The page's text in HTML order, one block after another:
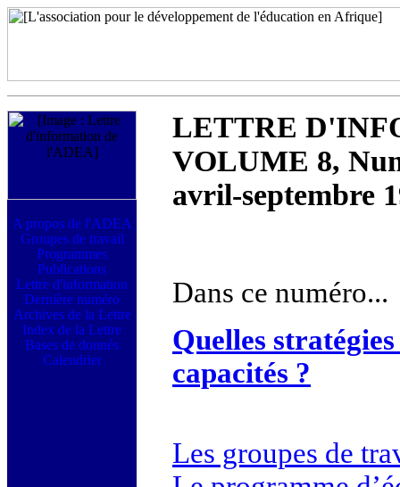
LETTRE
VOLUME 8,
avril-septembre
Dans ce numéro...
Quelles
capacités ?
Les groupes de